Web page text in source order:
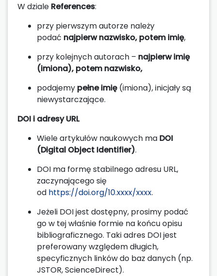
W dziale References:
przy pierwszym autorze należy
podać najpierw nazwisko, potem imię,
przy kolejnych autorach – najpierw imię
(imiona), potem nazwisko,
podajemy pełne imię (imiona), inicjały są
niewystarczające.
DOI i adresy URL
Wiele artykułów naukowych ma DOI
(Digital Object Identifier).
DOI ma formę stabilnego adresu URL,
zaczynającego się
od https://doi.org/10.xxxx/xxxx.
Jeżeli DOI jest dostępny, prosimy podać
go w tej właśnie formie na końcu opisu
bibliograficznego. Taki adres DOI jest
preferowany względem długich,
specyficznych linków do baz danych (np.
JSTOR, ScienceDirect).